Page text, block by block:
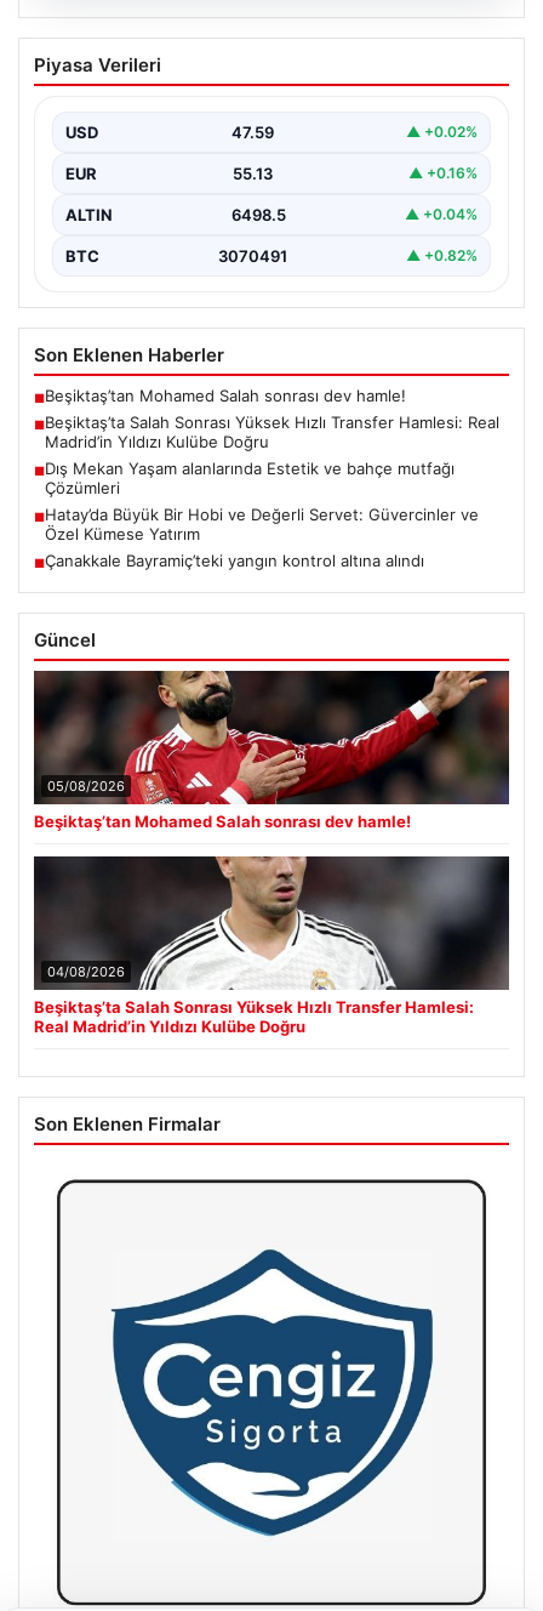
Beşiktaş’ta Salah Sonrası Yüksek Hızlı
Transfer Hamlesi: Real Madrid’in Yıldızı
Yeni sezon öncesinde güçlü bir kadro kurma
transferinden olumsuz…
Piyasa Verileri
USD 47.59 ▲ +0.02%
EUR 55.13 ▲ +0.16%
ALTIN 6498.5 ▲ +0.04%
BTC 3070491 ▲ +0.82%
Son Eklenen Haberler
■Beşiktaş’tan Mohamed Salah sonrası dev hamle!
■Beşiktaş’ta Salah Sonrası Yüksek Hızlı Transfer Hamlesi: Real
Madrid’in Yıldızı Kulübe Doğru
■Dış Mekan Yaşam alanlarında Estetik ve bahçe mutfağı
Çözümleri
■Hatay’da Büyük Bir Hobi ve Değerli Servet: Güvercinler ve
Özel Kümese Yatırım
■Çanakkale Bayramiç’teki yangın kontrol altına alındı
Güncel
05/08/2026
Beşiktaş’tan Mohamed Salah sonrası dev hamle!
04/08/2026
Beşiktaş’ta Salah Sonrası Yüksek Hızlı Transfer Hamlesi:
Real Madrid’in Yıldızı Kulübe Doğru
Son Eklenen Firmalar